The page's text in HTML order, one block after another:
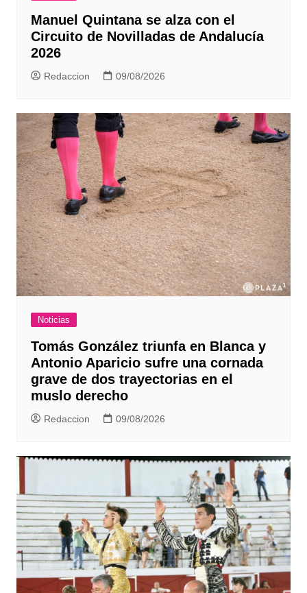
Manuel Quintana se alza con el
Circuito de Novilladas de Andalucía
2026
Redaccion 09/08/2026
Noticias
Tomás González triunfa en Blanca y
Antonio Aparicio sufre una cornada
grave de dos trayectorias en el
muslo derecho
Redaccion 09/08/2026